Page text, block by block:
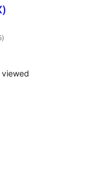
arvosanat
yhteensä
)